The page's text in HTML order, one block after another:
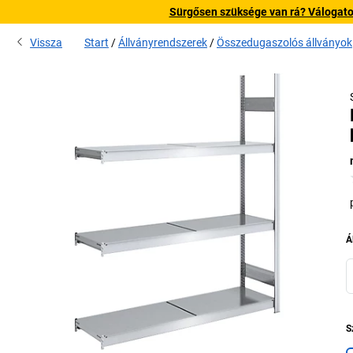
Sürgősen szüksége van rá?
Vissza Start Állványrendszerek Összedugaszolós állványok